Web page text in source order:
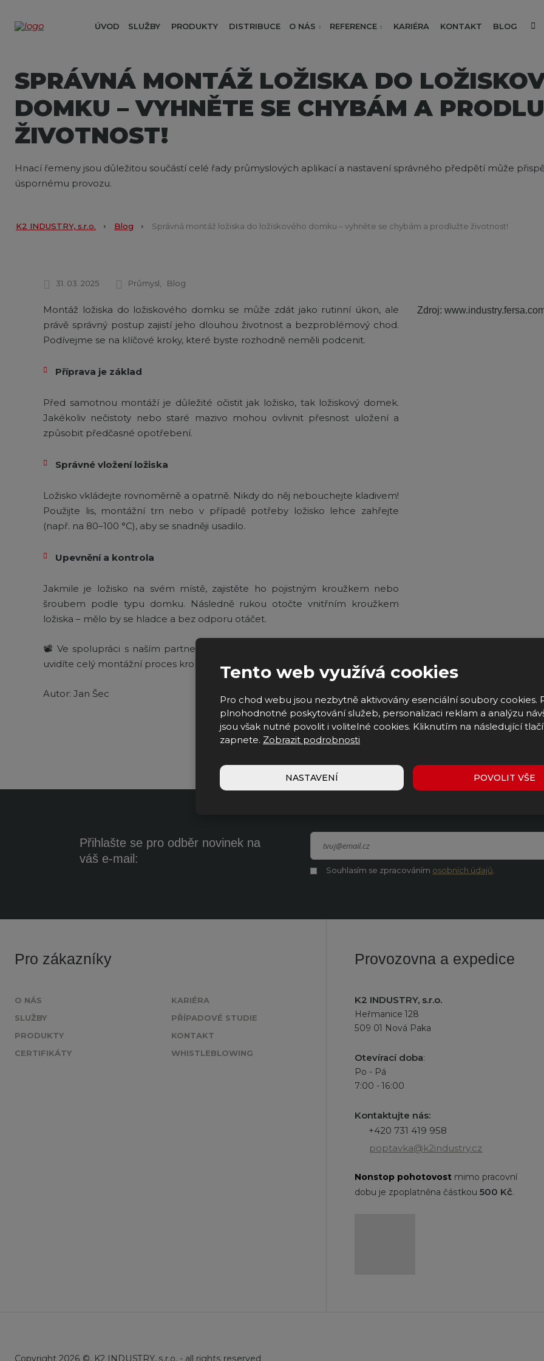
ÚVOD SLUŽBY PRODUKTY DISTRIBUCE O NÁS REFERENCE KARIÉRA KONTAKT BLOG
SPRÁVNÁ MONTÁŽ LOŽISKA DO
DOMKU – VYHNĚTE SE CHYBÁM A
ŽIVOTNOST!
Hnací řemeny jsou důležitou součástí celé řady průmyslových aplikací a nastavení správného předpětí může
úspornému provozu.
K2 INDUSTRY, s.r.o. Blog Správná montáž ložiska do ložiskového domku – vyhněte se chybám a prodlužte životnost!
31. 03. 2025 Průmysl Blog
Montáž ložiska do ložiskového domku se může zdát jako rutinní úkon, ale
právě správný postup zajistí jeho dlouhou životnost a bezproblémový chod.
Podívejme se na klíčové kroky, které byste rozhodně neměli podcenit.
Příprava je základ
Před samotnou montáží je důležité očistit jak ložisko, tak ložiskový domek.
Jakékoliv nečistoty nebo staré mazivo mohou ovlivnit přesnost uložení a
způsobit předčasné opotřebení.
Správné vložení ložiska
Ložisko vkládejte rovnoměrně a opatrně. Nikdy do něj nebouchejte kladivem!
Použijte lis, montážní trn nebo v případě potřeby ložisko lehce zahřejte
(např. na 80–100 °C), aby se snadněji usadilo.
Upevnění a kontrola
Jakmile je ložisko na svém místě, zajistěte ho pojistným kroužkem nebo
šroubem podle typu domku. Následně rukou otočte vnitřním kroužkem
ložiska – mělo by se hladce a bez odporu otáčet.
📽 Ve spolupráci s naším partnerem
uvidíte celý montážní proces krok za krokem.
Autor: Jan Šec
Zdroj:
Přihlašte se pro odběr novinek na
váš e-mail:
Souhlasím
Souhlasím se zpracováním osobních údajů
nepodařilo
Pro zákazníky
O NÁS
SLUŽBY
PRODUKTY
CERTIFIKÁTY
KARIÉRA
PŘÍPADOVÉ STUDIE
KONTAKT
WHISTLEBLOWING
Provozovna a expedice
K2 INDUSTRY, s.r.o.
Heřmanice 128
509 01 Nová Paka
Otevírací doba:
Po - Pá
7:00 - 16:00
Kontaktujte nás:
+420 731 419 958
poptavka@k2industry.cz
Nonstop pohotovost mimo pracovní
dobu je zpoplatněna částkou500 Kč.
Copyright 2026 ©, K2 INDUSTRY, s.r.o. - all rights reserved
Tento web využívá cookies
Pro chod webu jsou nezbytně aktivovány esenciální soubory cookies.
plnohodnotné poskytování služeb, personalizaci reklam a analýzu
jsou však nutné povolit i volitelné cookies. Kliknutím na následující
zapnete. Zobrazit podrobnosti
NASTAVENÍ POVOLIT VŠE